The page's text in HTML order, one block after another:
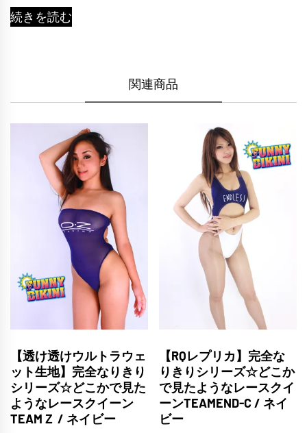
続きを読む
関連商品
【透け透けウルトラウェ
ット生地】完全なりきり
シリーズ☆どこかで見た
ようなレースクイーン
TEAMＺ / ネイビー
【RQレプリカ】完全な
りきりシリーズ☆どこか
で見たようなレースクイ
ーンTEAMEND-C / ネイ
ビー